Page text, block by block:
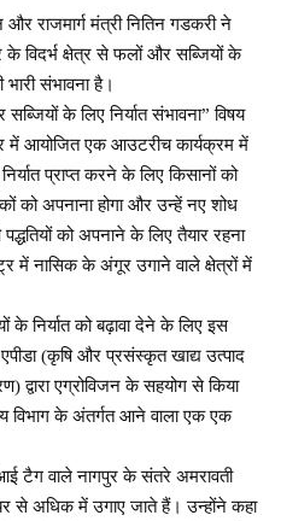
राजमार्ग मंत्री नितिन गडकरी ने
के विदर्भ क्षेत्र से फलों और सब्जियों के
भारी संभावना है।
के लिए निर्यात संभावना” विषय
में आयोजित एक आउटरीच कार्यक्रम में
प्राप्त करने के लिए किसानों को
को अपनाना होगा और उन्हें नए शोध
पद्धतियों को अपनाने के लिए तैयार रहना
में नासिक के अंगूर उगाने वाले क्षेत्रों में
निर्यात को बढ़ावा देने के लिए इस
(कृषि और प्रसंस्कृत खाद्य उत्पाद
द्वारा एग्रोविजन के सहयोग से किया
विभाग के अंतर्गत आने वाला एक एक
टैग वाले नागपुर के संतरे अमरावती
से अधिक में उगाए जाते हैं। उन्होंने कहा